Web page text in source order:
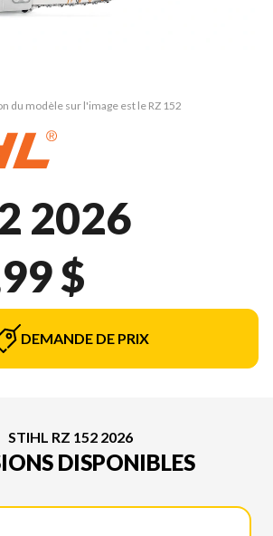
du modèle sur l'image est le RZ 152
2026
$
DEMANDE DE PRIX
STIHL RZ 152 2026
DISPONIBLES